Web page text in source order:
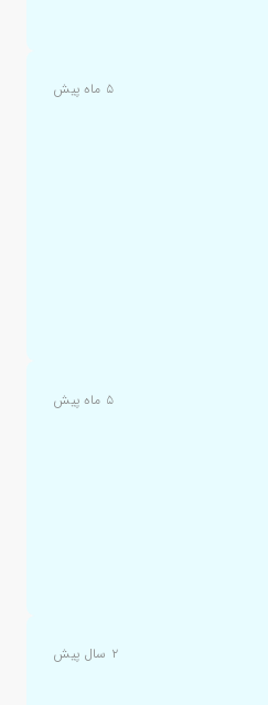
۵ ماه پیش
۵ ماه پیش
۲ سال پیش